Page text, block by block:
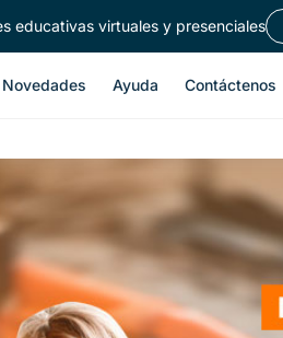
educativas virtuales y presenciales
Novedades Ayuda Contáctenos